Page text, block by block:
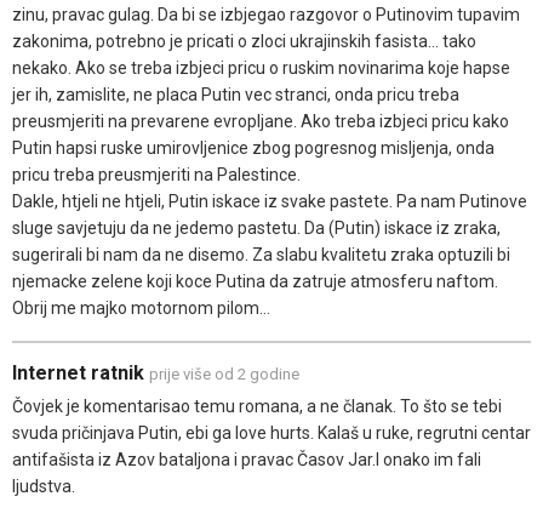
zinu, pravac gulag. Da bi se izbjegao razgovor o Putinovim tupavim
zakonima, potrebno je pricati o zloci ukrajinskih fasista... tako
nekako. Ako se treba izbjeci pricu o ruskim novinarima koje hapse
jer ih, zamislite, ne placa Putin vec stranci, onda pricu treba
preusmjeriti na prevarene evropljane. Ako treba izbjeci pricu kako
Putin hapsi ruske umirovljenice zbog pogresnog misljenja, onda
pricu treba preusmjeriti na Palestince.
Dakle, htjeli ne htjeli, Putin iskace iz svake pastete. Pa nam Putinove
sluge savjetuju da ne jedemo pastetu. Da (Putin) iskace iz zraka,
sugerirali bi nam da ne disemo. Za slabu kvalitetu zraka optuzili bi
njemacke zelene koji koce Putina da zatruje atmosferu naftom.
Obrij me majko motornom pilom...
Internet ratnik prije više od 2 godine
Čovjek je komentarisao temu romana, a ne članak. To što se tebi
svuda pričinjava Putin, ebi ga love hurts. Kalaš u ruke, regrutni centar
antifašista iz Azov bataljona i pravac Časov Jar.I onako im fali
ljudstva.